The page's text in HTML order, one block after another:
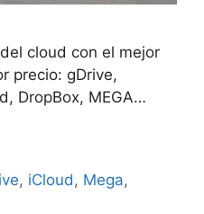
cloud con el mejor
precio: gDrive,
DropBox, MEGA…
, iCloud , Mega,